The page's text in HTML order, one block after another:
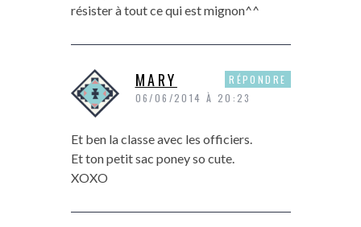
résister à tout ce qui est mignon^^
MARY
06/06/2014 À 20:23
Et ben la classe avec les officiers.
Et ton petit sac poney so cute.
XOXO
RÉPONDRE